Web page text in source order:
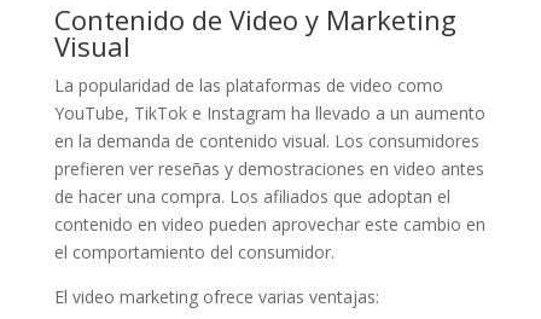
Contenido de Video y Marketing
Visual
La popularidad de las plataformas de video como
YouTube, TikTok e Instagram ha llevado a un aumento
en la demanda de contenido visual. Los consumidores
prefieren ver reseñas y demostraciones en video antes
de hacer una compra. Los afiliados que adoptan el
contenido en video pueden aprovechar este cambio en
el comportamiento del consumidor.
El video marketing ofrece varias ventajas: